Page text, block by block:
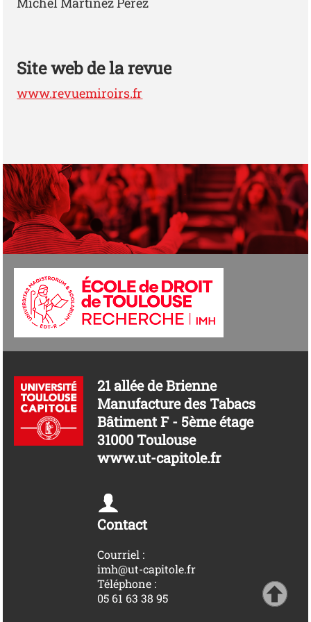
Site web de la revue
www.revuemiroirs.fr
21 allée de Brienne
Manufacture des Tabacs
Bâtiment F - 5ème étage
31000 Toulouse
www.ut-capitole.fr
Contact
Courriel :
imh@ut-capitole.fr
Téléphone :
05 61 63 38 95